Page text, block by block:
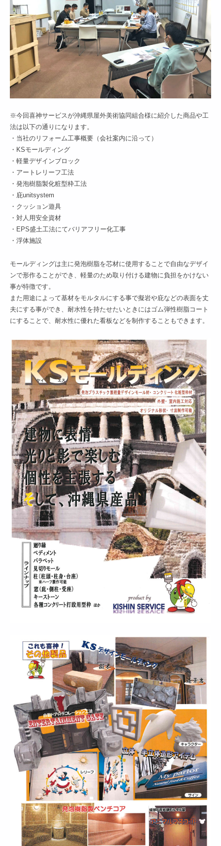
※今回喜神サービスが沖縄県屋外美術協同組合様に紹介した商品や工
法は以下の通りになります。
・当社のリフォーム工事概要（会社案内に沿って）
・KSモールディング
・軽量デザインブロック
・アートレリーフ工法
・発泡樹脂製化粧型枠工法
・庇unitsystem
・クッション遊具
・対人用安全資材
・EPS盛土工法にてバリアフリー化工事
・浮体施設
モールディングは主に発泡樹脂を芯材に使用することで自由なデザイ
ンで形作ることができ、軽量のため取り付ける建物に負担をかけない
事が特徴です。
また用途によって基材をモルタルにする事で擬岩や庇などの表面を丈
夫にする事ができ、耐水性を持たせたいときにはゴム弾性樹脂コート
にすることで、耐水性に優れた看板などを制作することもできます。